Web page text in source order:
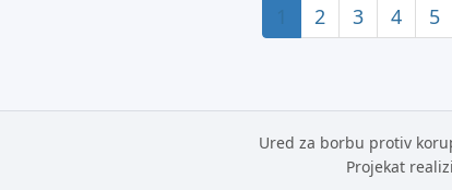
1 2 3 4 5
Ured za borbu protiv
Projekat